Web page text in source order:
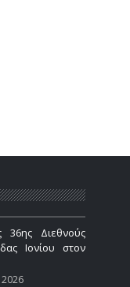
36ης Διεθνούς
Ιονίου στον